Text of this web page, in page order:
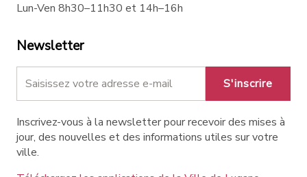
Lun-Ven 8h30–11h30 et 14h–16h
Newsletter
S'inscrire
Inscrivez-vous à la newsletter pour recevoir des mises à
jour, des nouvelles et des informations utiles sur votre
ville.